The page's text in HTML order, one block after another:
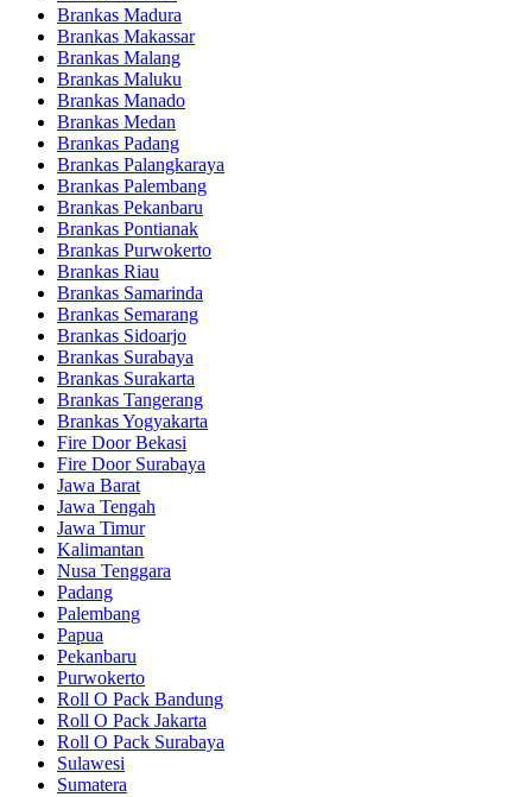
Brankas Madura
Brankas Makassar
Brankas Malang
Brankas Maluku
Brankas Manado
Brankas Medan
Brankas Padang
Brankas Palangkaraya
Brankas Palembang
Brankas Pekanbaru
Brankas Pontianak
Brankas Purwokerto
Brankas Riau
Brankas Samarinda
Brankas Semarang
Brankas Sidoarjo
Brankas Surabaya
Brankas Surakarta
Brankas Tangerang
Brankas Yogyakarta
Fire Door Bekasi
Fire Door Surabaya
Jawa Barat
Jawa Tengah
Jawa Timur
Kalimantan
Nusa Tenggara
Padang
Palembang
Papua
Pekanbaru
Purwokerto
Roll O Pack Bandung
Roll O Pack Jakarta
Roll O Pack Surabaya
Sulawesi
Sumatera